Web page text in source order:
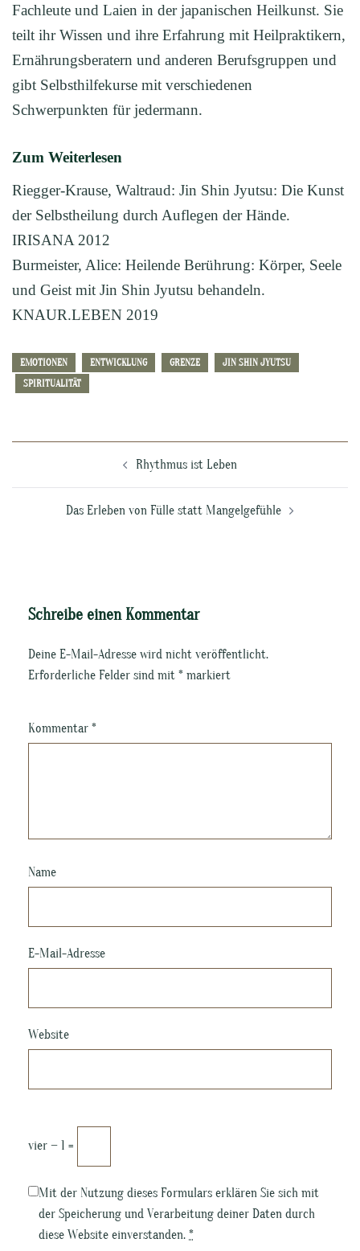
Fachleute und Laien in der japanischen Heilkunst. Sie
teilt ihr Wissen und ihre Erfahrung mit Heilpraktikern,
Ernährungsberatern und anderen Berufsgruppen und
gibt Selbsthilfekurse mit verschiedenen
Schwerpunkten für jedermann.
Zum Weiterlesen
Riegger-Krause, Waltraud: Jin Shin Jyutsu: Die Kunst
der Selbstheilung durch Auflegen der Hände.
IRISANA 2012
Burmeister, Alice: Heilende Berührung: Körper, Seele
und Geist mit Jin Shin Jyutsu behandeln.
KNAUR.LEBEN 2019
EMOTIONEN ENTWICKLUNG GRENZE
JIN SHIN JYUTSU
SPIRITUALITÄT
Rhythmus ist Leben
Das Erleben von Fülle statt Mangelgefühle
Schreibe einen Kommentar
Deine E-Mail-Adresse wird nicht veröffentlicht.
Erforderliche Felder sind mit * markiert
Kommentar *
Name
E-Mail-Adresse
Website
vier − 1 =
Mit der Nutzung dieses Formulars erklären Sie sich mit
der Speicherung und Verarbeitung deiner Daten durch
diese Website einverstanden. *